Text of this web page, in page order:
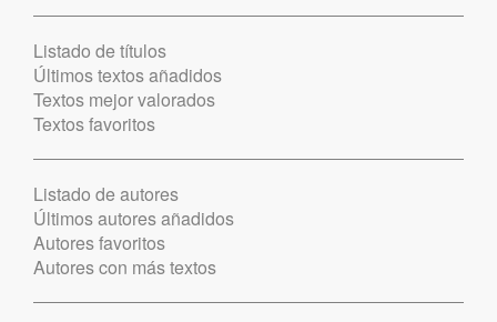
Listado de títulos
Últimos textos añadidos
Textos mejor valorados
Textos favoritos
Listado de autores
Últimos autores añadidos
Autores favoritos
Autores con más textos